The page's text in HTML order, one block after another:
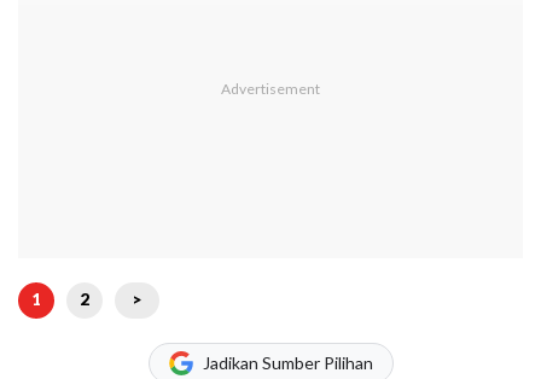
1 2 >
Jadikan Sumber Pilihan